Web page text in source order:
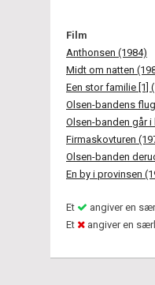
Film
Anthonsen (1984)
Midt om natten
Een stor familie [1]
Olsen-bandens
Olsen-banden går i
Firmaskovturen
Olsen-banden
En by i provinsen
Et
angiver en
Et
angiver en